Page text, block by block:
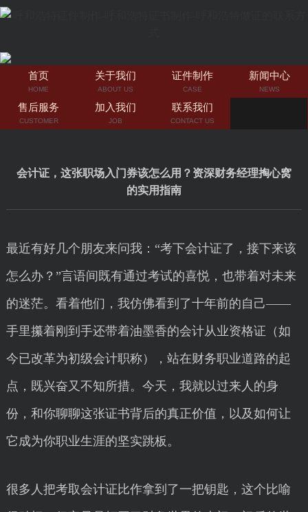
首页
HOME
关于我们
ABOUT US
证件制作
CASE
新闻中心
NEWS
售后服务
CUSTOMER
加入我们
JOB
联系我们
CONTACT US
会计证，这张职场入门券该怎么用？资深财务经理掏心窝
的实用指南
最近有好几个朋友来问我：“考下会计证了，接下来该
怎么办？”言语间既有通过考试的喜悦，也带着对未来
的迷茫。看着他们，我仿佛看到了十年前的自己——
手里攥着刚到手还带着油墨香的会计从业资格证（如
今已改革为初级会计职称），站在财务职业道路的起
点，既兴奋又不知所措。今天，我就以过来人的身
份，和你聊聊这张证书背后的真正价值，以及如何让
它成为你职业生涯的坚实跳板。
很多人把考取会计证比作拿到了一把钥匙，这个比喻